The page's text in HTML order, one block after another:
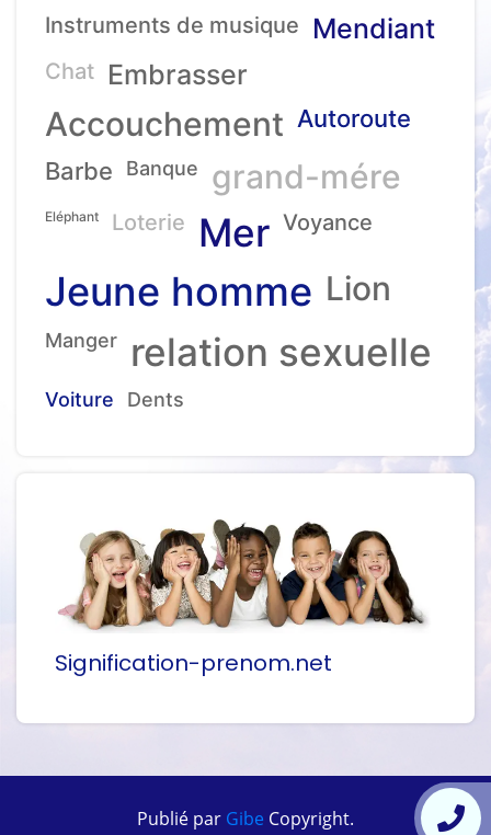
Instruments de musique Mendiant
Chat Embrasser
Accouchement Autoroute
Barbe
Banque grand-mére
Eléphant Loterie Mer Voyance
Jeune homme Lion
Manger relation sexuelle
Voiture Dents
Signification-prenom.net
Publié par Gibe Copyright.